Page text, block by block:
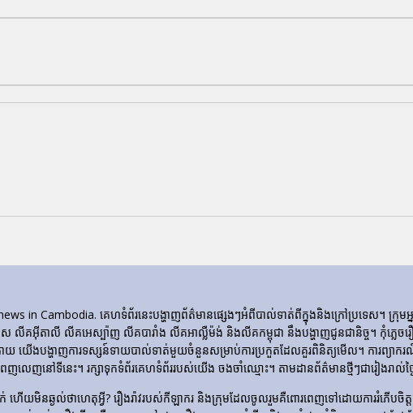
in Cambodia. គេហទំព័រ​នេះ​បង្ហាញ​ព័ត៌មាន​ផ្សេងៗ​អំពី​បាល់ទាត់​ពី​ក្នុង​និង​ក្រៅ​ប្រទេស។ ក្រុ
ស លីគអ៊ីតាលី លីគអេស្ប៉ាញ លីគបារាំង លីគអាល្លឺម៉ង់ និងលីគកម្ពុជា នឹងបង្ហាញជូនជានិច្ច។ កុំភ្លេច
យើងបង្ហាញការទស្សន៍ទាយបាល់ទាត់មួយចំនួនសម្រាប់ការប្រកួតដែលគួរពិនិត្យមើល។ ការព្យាក
លេញនៅទីនេះ។ រក្សាទុកទំព័រគេហទំព័ររបស់យើង ចងចាំឈ្មោះ។ តាមដានព័ត៌មានថ្មីៗជារៀងរាល់ថ្ង
ក់ ហើយ​មិន​ឆ្ងល់​ថា​ហេតុអ្វី? រឿងរ៉ាវ​របស់​កីឡាករ និង​ក្រុម​ដែល​ចូលរួម​គឺ​ពោរពេញ​ទៅ​ដោយ​ការ​រំភើ